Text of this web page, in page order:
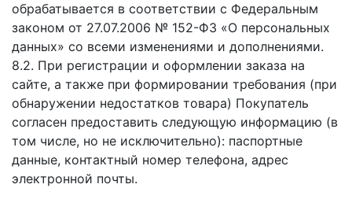
обрабатывается в соответствии с Федеральным
законом от 27.07.2006 № 152-ФЗ «О персональных
данных» со всеми изменениями и дополнениями.
8.2. При регистрации и оформлении заказа на
сайте, а также при формировании требования (при
обнаружении недостатков товара) Покупатель
согласен предоставить следующую информацию (в
том числе, но не исключительно): паспортные
данные, контактный номер телефона, адрес
электронной почты.